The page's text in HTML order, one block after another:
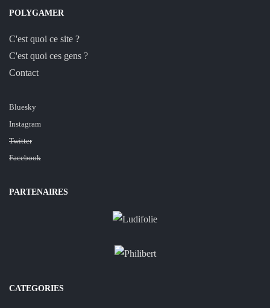
POLYGAMER
C'est quoi ce site ?
C'est quoi ces gens ?
Contact
Bluesky
Instagram
Twitter
Facebook
PARTENAIRES
CATEGORIES